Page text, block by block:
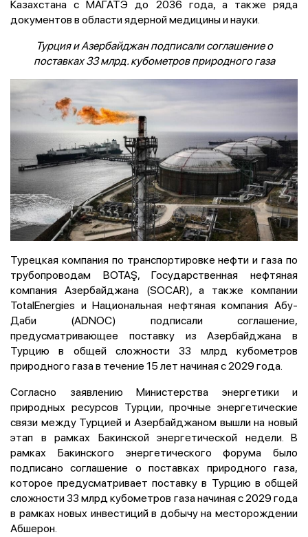
Казахстана с МАГАТЭ до 2036 года, а также ряда
документов в области ядерной медицины и науки.
Турция и Азербайджан подписали соглашение о
поставках 33 млрд. кубометров природного газа
Турецкая компания по транспортировке нефти и газа по
трубопроводам BOTAŞ, Государственная нефтяная
компания Азербайджана (SOCAR), а также компании
TotalEnergies и Национальная нефтяная компания Абу-
Даби (ADNOC) подписали соглашение,
предусматривающее поставку из Азербайджана в
Турцию в общей сложности 33 млрд кубометров
природного газа в течение 15 лет начиная с 2029 года.
Согласно заявлению Министерства энергетики и
природных ресурсов Турции, прочные энергетические
связи между Турцией и Азербайджаном вышли на новый
этап в рамках Бакинской энергетической недели. В
рамках Бакинского энергетического форума было
подписано соглашение о поставках природного газа,
которое предусматривает поставку в Турцию в общей
сложности 33 млрд кубометров газа начиная с 2029 года
в рамках новых инвестиций в добычу на месторождении
Абшерон.